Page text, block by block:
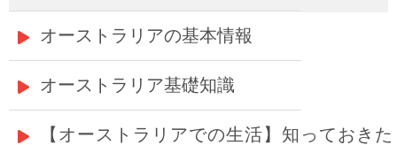
オーストラリアの基本情報
オーストラリア基礎知識
【オーストラリアでの生活】知っておきた